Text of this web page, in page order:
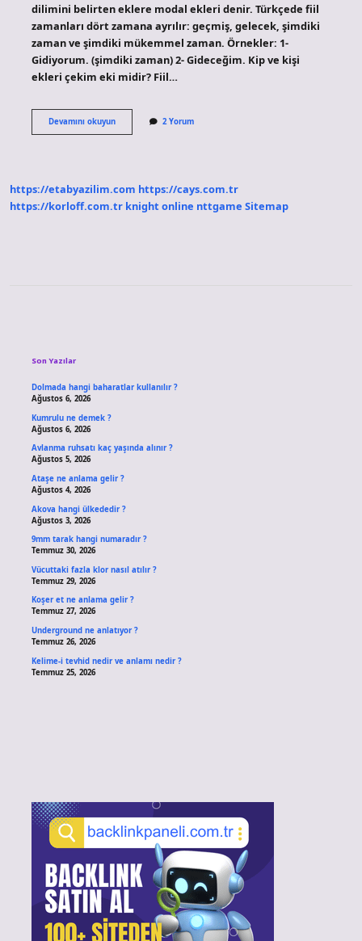
dilimini belirten eklere modal ekleri denir. Türkçede fiil
zamanları dört zamana ayrılır: geçmiş, gelecek, şimdiki
zaman ve şimdiki mükemmel zaman. Örnekler: 1-
Gidiyorum. (şimdiki zaman) 2- Gideceğim. Kip ve kişi
ekleri çekim eki midir? Fiil…
Devamını okuyunŞahıs
Ekleri
2 Yorum
https://etabyazilim.com https://cays.com.tr
https://korloff.com.tr knight online nttgame Sitemap
Son Yazılar
Dolmada hangi baharatlar kullanılır ?
Ağustos 6, 2026
Kumrulu ne demek ?
Ağustos 6, 2026
Avlanma ruhsatı kaç yaşında alınır ?
Ağustos 5, 2026
Ataşe ne anlama gelir ?
Ağustos 4, 2026
Akova hangi ülkededir ?
Ağustos 3, 2026
9mm tarak hangi numaradır ?
Temmuz 30, 2026
Vücuttaki fazla klor nasıl atılır ?
Temmuz 29, 2026
Koşer et ne anlama gelir ?
Temmuz 27, 2026
Underground ne anlatıyor ?
Temmuz 26, 2026
Kelime-i tevhid nedir ve anlamı nedir ?
Temmuz 25, 2026